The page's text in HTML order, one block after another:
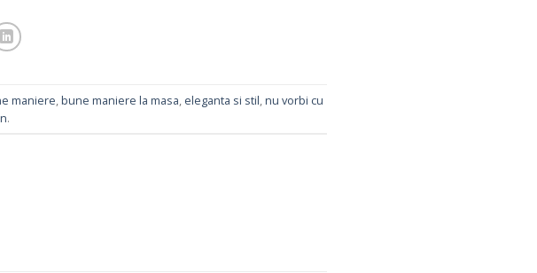
maniere,bune maniere la masa, eleganta si stil,nu vorbi cu
.